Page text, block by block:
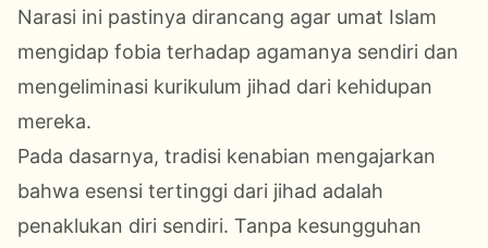
Narasi ini pastinya dirancang agar umat Islam
mengidap fobia terhadap agamanya sendiri dan
mengeliminasi kurikulum jihad dari kehidupan
mereka.
Pada dasarnya, tradisi kenabian mengajarkan
bahwa esensi tertinggi dari jihad adalah
penaklukan diri sendiri. Tanpa kesungguhan